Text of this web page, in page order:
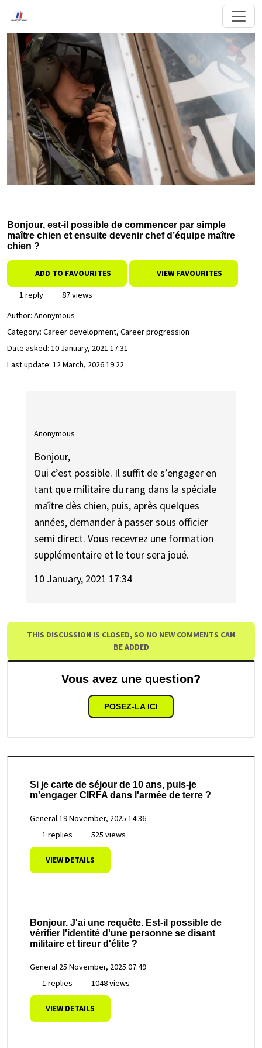
Bonjour, est-il possible de commencer par simple
maître chien et ensuite devenir chef d’équipe maître
chien ?
ADD TO FAVOURITES VIEW FAVOURITES
1 reply
87 views
Author: Anonymous
Category: Career development, Career progression
Date asked: 10 January, 2021 17:31
Last update: 12 March, 2026 19:22
Anonymous
Bonjour,
Oui c’est possible. Il suffit de s’engager en
tant que militaire du rang dans la spéciale
maître dès chien, puis, après quelques
années, demander à passer sous officier
semi direct. Vous recevrez une formation
supplémentaire et le tour sera joué.
10 January, 2021 17:34
THIS DISCUSSION IS CLOSED, SO NO NEW COMMENTS CAN
BE ADDED
Vous avez une question?
POSEZ-LA ICI
Si je carte de séjour de 10 ans, puis-je
m'engager CIRFA dans l'armée de terre ?
General19 November, 2025 14:36
1 replies
525 views
VIEW DETAILS
Bonjour. J'ai une requête. Est-il possible de
vérifier l'identité d'une personne se disant
militaire et tireur d'élite ?
General 25 November, 2025 07:49
1 replies
1048 views
VIEW DETAILS